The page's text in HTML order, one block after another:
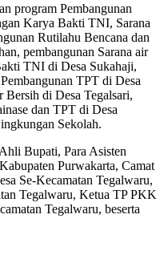
program Pembangunan
Karya Bakti TNI, Sarana
Rutilahu Bencana dan
pembangunan Sarana air
TNI di Desa Sukahaji,
TPT di Desa
Bersih di Desa Tegalsari,
dan TPT di Desa
Sekolah.
Bupati, Para Asisten
Purwakarta, Camat
Se-Kecamatan Tegalwaru,
Tegalwaru, Ketua TP PKK
Tegalwaru, beserta